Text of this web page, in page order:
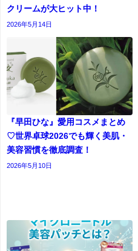
クリームが大ヒット中！
2026年5月14日
『早田ひな』愛用コスメまとめ
♡世界卓球2026でも輝く美肌・
美容習慣を徹底調査！
2026年5月10日